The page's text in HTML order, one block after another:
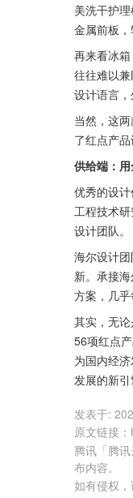
美洗干护
金属前板
再来看冰
往往难以
设计语言，
当然，这
了红点产
供给端：
优秀的设
工程技术
设计团队。
海尔设计
新。承接
方案，几
其实，无
56项红点
为国内经
发展的新引
发表于:
原文链接 ：
腾讯「腾
布内容。
如有侵权